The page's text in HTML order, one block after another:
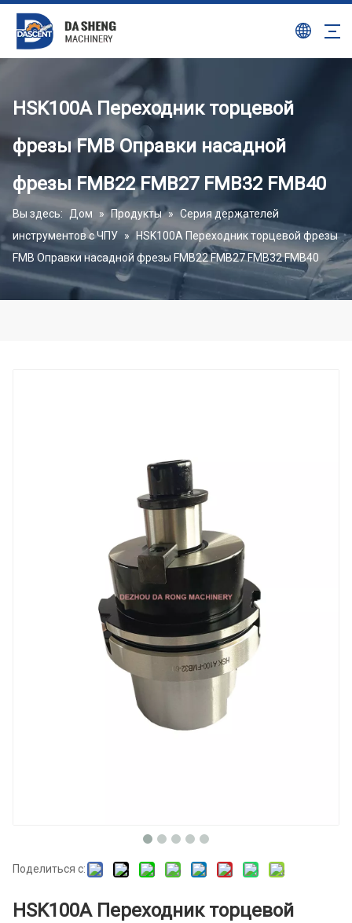
HSK100A Переходник торцевой
фрезы FMB Оправки насадной
фрезы FMB22 FMB27 FMB32 FMB40
Вы здесь: Дом » Продукты » Серия держателей
инструментов с ЧПУ »
HSK100A Переходник торцевой фрезы
FMB Оправки насадной фрезы FMB22 FMB27 FMB32 FMB40
Поделиться с:
HSK100A Переходник торцевой